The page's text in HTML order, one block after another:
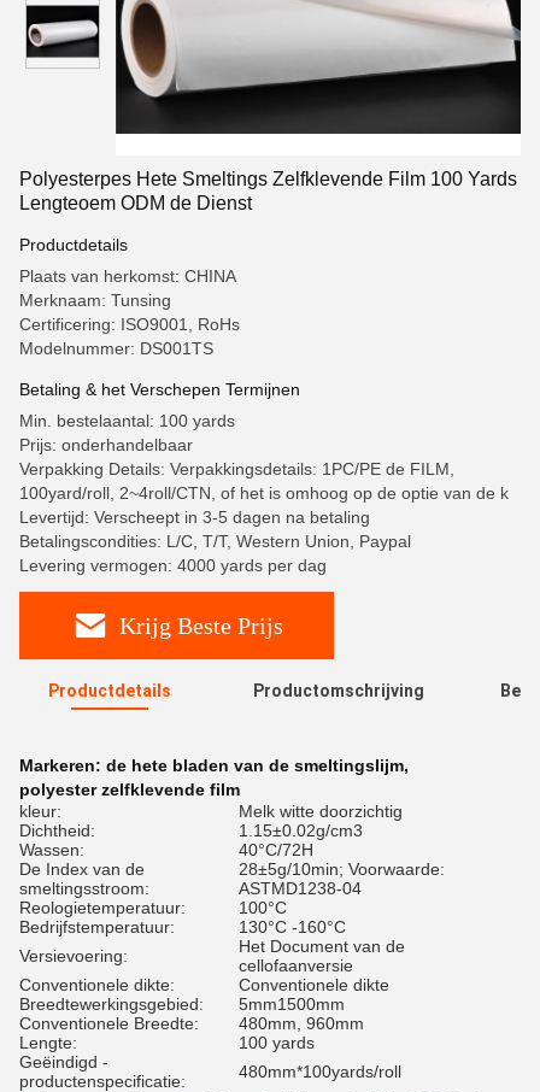
Polyesterpes Hete Smeltings Zelfklevende Film 100 Yards
Lengteoem ODM de Dienst
Productdetails
Plaats van herkomst: CHINA
Merknaam: Tunsing
Certificering: ISO9001, RoHs
Modelnummer: DS001TS
Betaling & het Verschepen Termijnen
Min. bestelaantal: 100 yards
Prijs: onderhandelbaar
Verpakking Details: Verpakkingsdetails: 1PC/PE de FILM,
100yard/roll, 2~4roll/CTN, of het is omhoog op de optie van de k
Levertijd: Verscheept in 3-5 dagen na betaling
Betalingscondities: L/C, T/T, Western Union, Paypal
Levering vermogen: 4000 yards per dag
Krijg Beste Prijs
Productdetails Productomschrijving
Markeren: de hete bladen van de smeltingslijm,
polyester zelfklevende film
kleur:
Melk witte doorzichtig
Dichtheid:
1.15±0.02g/cm3
Wassen:
40°C/72H
De Index van de
smeltingsstroom:
28±5g/10min; Voorwaarde:
ASTMD1238-04
Reologietemperatuur:
100°C
Bedrijfstemperatuur:
130°C -160°C
Versievoering:
Het Document van de
cellofaanversie
Conventionele dikte:
Conventionele dikte
Breedtewerkingsgebied:
5mm1500mm
Conventionele Breedte:
480mm, 960mm
Lengte:
100 yards
Geëindigd -
productenspecificatie:
480mm*100yards/roll